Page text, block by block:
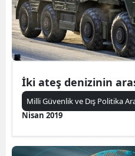
İki ateş denizinin
Milli Güvenlik ve Dış Politika
Nisan 2019